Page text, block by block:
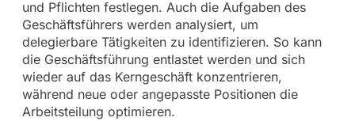
und Pflichten festlegen. Auch die Aufgaben des
Geschäftsführers werden analysiert, um
delegierbare Tätigkeiten zu identifizieren. So kann
die Geschäftsführung entlastet werden und sich
wieder auf das Kerngeschäft konzentrieren,
während neue oder angepasste Positionen die
Arbeitsteilung optimieren.